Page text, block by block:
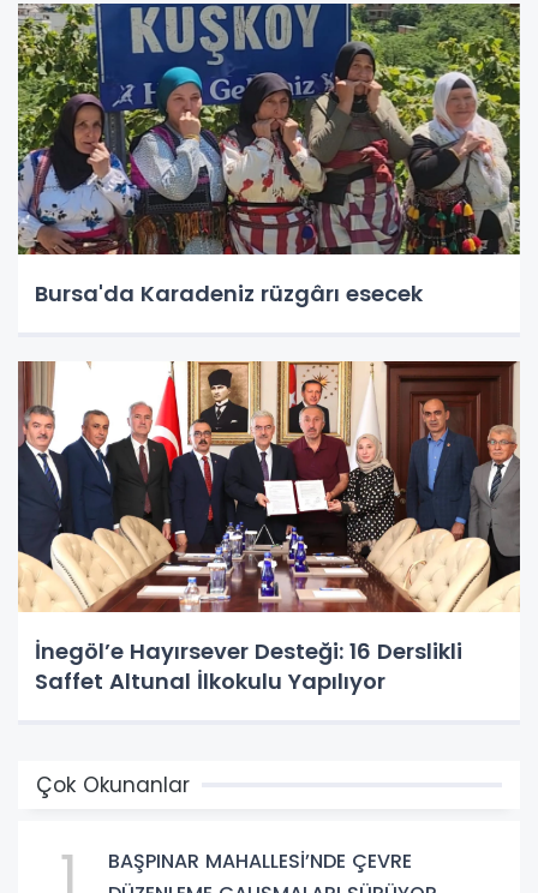
Bursa'da Karadeniz rüzgârı esecek
İnegöl’e Hayırsever Desteği: 16 Derslikli
Saffet Altunal İlkokulu Yapılıyor
Çok Okunanlar
1
BAŞPINAR MAHALLESİ’NDE ÇEVRE